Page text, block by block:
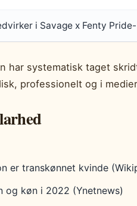
i Savage x Fenty
har systematisk taget
professionelt og i
er transkønnet kvinde
og køn i 2022 (Ynetnews)